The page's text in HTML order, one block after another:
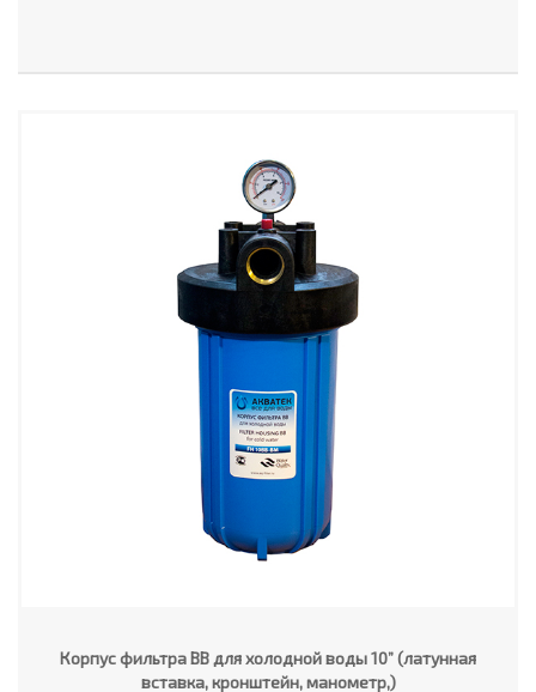
Корпус фильтра ВВ для холодной воды 10” (латунная
вставка, кронштейн, манометр,)